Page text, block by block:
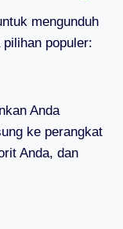
mengunduh
populer:
Anda
ke perangkat
Anda, dan